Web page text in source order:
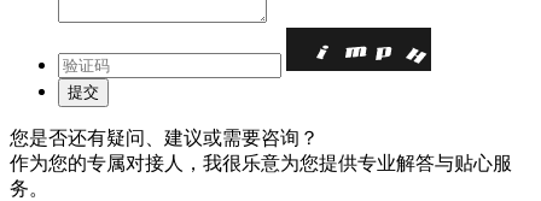
您是否还有疑问、建议或需要咨询？
作为您的专属对接人，我很乐意为您提供专业解答与贴心服
务。